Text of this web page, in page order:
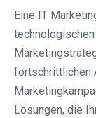
Eine IT
fortschrittlichen
Lösungen, die